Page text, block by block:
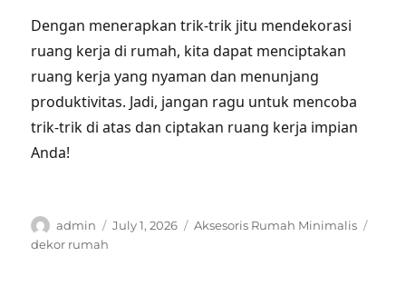
Dengan menerapkan trik-trik jitu mendekorasi
ruang kerja di rumah, kita dapat menciptakan
ruang kerja yang nyaman dan menunjang
produktivitas. Jadi, jangan ragu untuk mencoba
trik-trik di atas dan ciptakan ruang kerja impian
Anda!
Author
admin
Posted
July 1, 2026 Categories
Aksesoris Rumah Minimalis
dekor rumah